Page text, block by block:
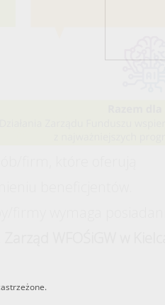
beneficjentów.
firmy wymaga posiadania